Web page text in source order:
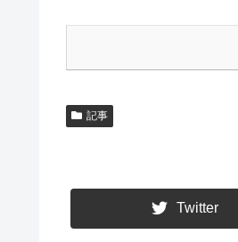
記事
Twitter